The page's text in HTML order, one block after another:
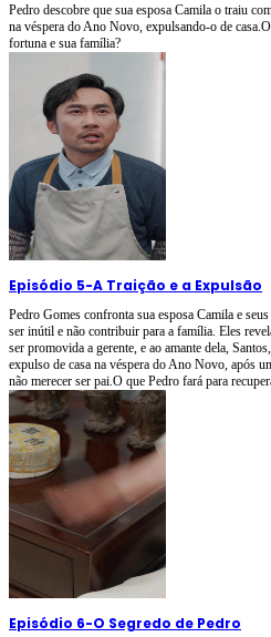
Pedro descobre que sua esposa Camila o traiu
na véspera do Ano Novo, expulsando-o de
fortuna e sua família?
Episódio 5-A Traição e a Expulsão
Pedro Gomes confronta sua esposa Camila e
ser inútil e não contribuir para a família. Eles
ser promovida a gerente, e ao amante dela,
expulso de casa na véspera do Ano Novo, após
não merecer ser pai.O que Pedro fará para
Episódio 6-O Segredo de Pedro